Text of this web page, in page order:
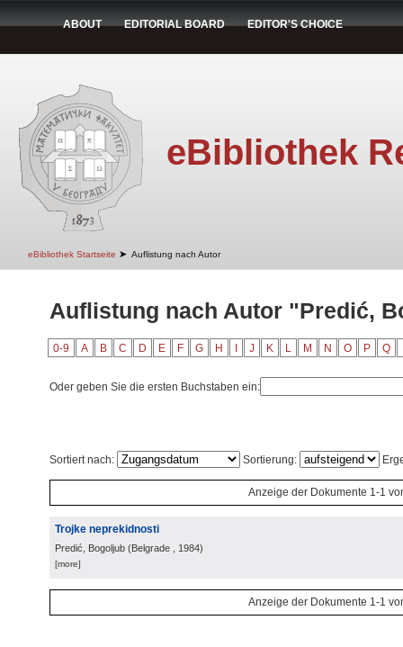
ABOUT EDITORIAL BOARD EDITOR'S CHOICE
eBibliothek
eBibliothek Startseite ➤ Auflistung nach Autor
Auflistung nach Autor "Predić,
0-9 A B C D E F G H J K L M N O P Q
Oder geben Sie die ersten Buchstaben ein:
Sortiert nach: Sortierung:
Anzeige der Dokumente 1-1
Trojke neprekidnosti
Predić, Bogoljub (Belgrade , 1984)
[more]
Anzeige der Dokumente 1-1